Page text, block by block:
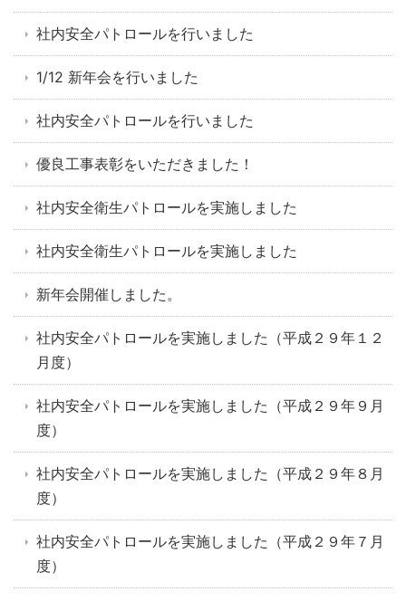
社内安全パトロールを行いました
1/12 新年会を行いました
社内安全パトロールを行いました
優良工事表彰をいただきました！
社内安全衛生パトロールを実施しました
社内安全衛生パトロールを実施しました
新年会開催しました。
社内安全パトロールを実施しました（平成２９年１２
月度）
社内安全パトロールを実施しました（平成２９年９月
度）
社内安全パトロールを実施しました（平成２９年８月
度）
社内安全パトロールを実施しました（平成２９年７月
度）